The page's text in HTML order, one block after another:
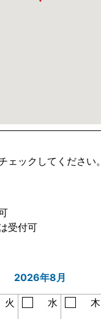
ェックしてください。
受付可
2026年8月
火 水 木